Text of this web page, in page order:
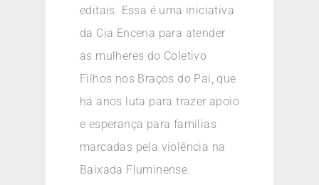
editais. Essa é uma iniciativa
da Cia Encena para atender
as mulheres do Coletivo
Filhos nos Braços do Pai, que
há anos luta para trazer apoio
e esperança para famílias
marcadas pela violência na
Baixada Fluminense.